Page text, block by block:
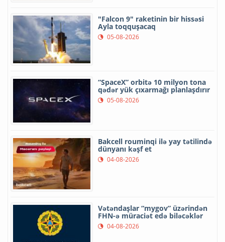
"Falcon 9" raketinin bir hissəsi
Ayla toqquşacaq
05-08-2026
“SpaceX” orbitə 10 milyon tona
qədər yük çıxarmağı planlaşdırır
05-08-2026
Bakcell rouminqi ilə yay tətilində
dünyanı kəşf et
04-08-2026
Vətəndaşlar “mygov” üzərindən
FHN-ə müraciət edə biləcəklər
04-08-2026